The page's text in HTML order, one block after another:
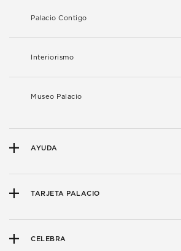
Palacio Contigo
Interiorismo
Museo Palacio
AYUDA
TARJETA PALACIO
CELEBRA